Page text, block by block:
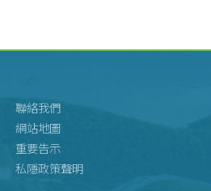
聯絡我們
網站地圖
重要告示
私隱政策聲明